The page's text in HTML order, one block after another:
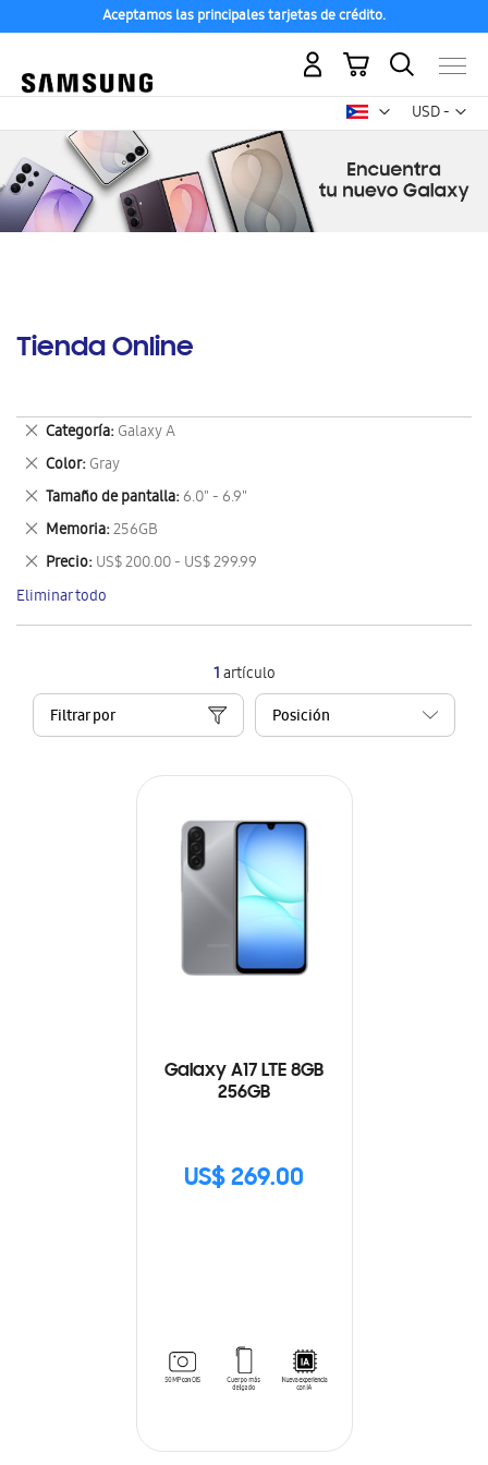
Aceptamos las principales tarjetas de crédito.
USD -
dólar
Mi carrito
Tienda Online
1artículo
Filtrar por
Galaxy A17 LTE 8GB
256GB
US$ 269.00
Categoría Galaxy A
Eliminar
este
artículo
Color Gray
Eliminar
este
artículo
Tamaño de pantalla 6.0" - 6.9"
Eliminar
este
artículo
Memoria 256GB
Eliminar
este
artículo
Precio US$ 200.00 - US$ 299.99
Eliminar
este
artículo
Eliminar todo